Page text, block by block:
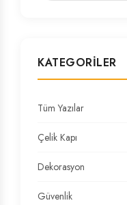
KATEGORILER
Tüm Yazılar
Çelik Kapı
Dekorasyon
Güvenlik